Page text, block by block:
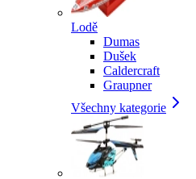
Lodě
Dumas
Dušek
Caldercraft
Graupner
Všechny kategorie